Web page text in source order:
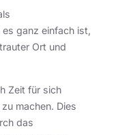
ganz einfach ist,
Ort und
Zeit für sich
machen. Dies
das